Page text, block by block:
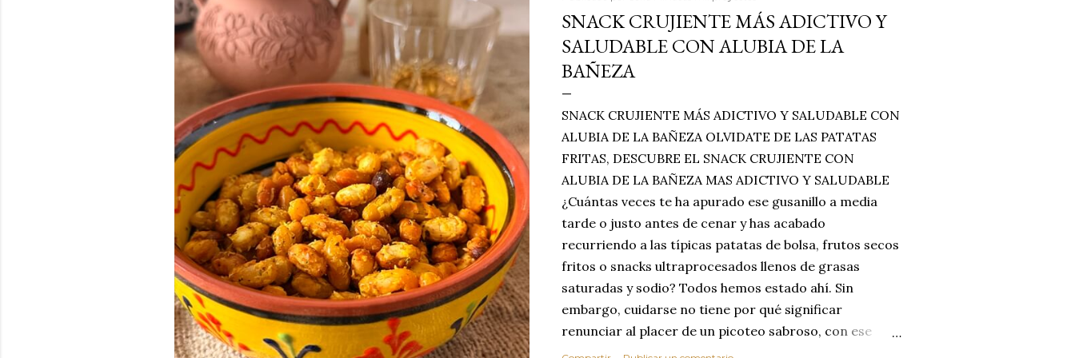
SNACK CRUJIENTE MÁS ADICTIVO Y
SALUDABLE CON ALUBIA DE LA
BAÑEZA
SNACK CRUJIENTE MÁS ADICTIVO Y SALUDABLE CON
ALUBIA DE LA BAÑEZA OLVIDATE DE LAS PATATAS
FRITAS, DESCUBRE EL SNACK CRUJIENTE CON
ALUBIA DE LA BAÑEZA MAS ADICTIVO Y SALUDABLE
¿Cuántas veces te ha apurado ese gusanillo a media
tarde o justo antes de cenar y has acabado
recurriendo a las típicas patatas de bolsa, frutos secos
fritos o snacks ultraprocesados llenos de grasas
saturadas y sodio? Todos hemos estado ahí. Sin
embargo, cuidarse no tiene por qué significar
renunciar al placer de un picoteo sabroso, con ese
toque tostado y crujiente que tanto nos satisface.